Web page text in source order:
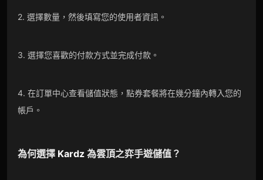
2. 選擇數量，然後填寫您的使用者資訊。
3. 選擇您喜歡的付款方式並完成付款。
4. 在訂單中心查看儲值狀態，點券套餐將在幾分鐘內轉入您的
帳戶。
為何選擇 Kardz為雲頂之弈手遊儲值？